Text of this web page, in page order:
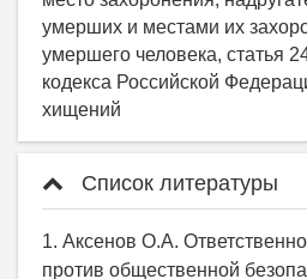
умерших и местами их
умершего человека, статья
кодекса Российской
хищений
Список литературы
1. Аксенов О.А.
против общественной